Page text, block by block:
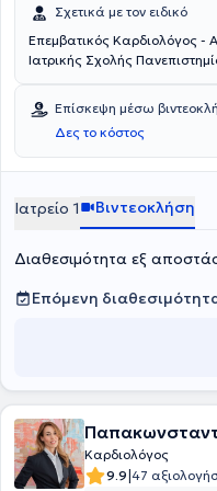
Σχετικά με τον ειδικό
Επεμβατικός Καρδιολόγος -
Ιατρικής Σχολής
Επίσκεψη μέσω
Δες το κόστος
Ιατρείο 1 Βιντεοκλήση
Διαθεσιμότητα εξ
Επόμενη
Καρδιολόγος
9.9|47